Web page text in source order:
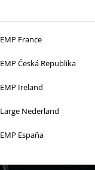
EMP France
EMP Česká Republika
EMP Ireland
Large Nederland
EMP España